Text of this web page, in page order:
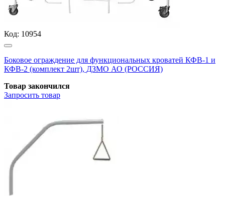
Код: 10954
Боковое ограждение для функциональных кроватей КФВ-1 и
КФВ-2 (комплект 2шт), ДЗМО АО (РОССИЯ)
Товар закончился
Запросить товар